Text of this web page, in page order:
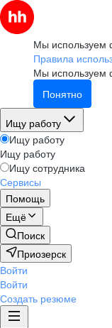
Мы используем
Правила
Мы используем
Понятно
Ищу работу
Ищу работу
Ищу работу
Ищу сотрудника
Сервисы
Помощь
Ещё
Поиск
Приозерск
Войти
Войти
Создать резюме